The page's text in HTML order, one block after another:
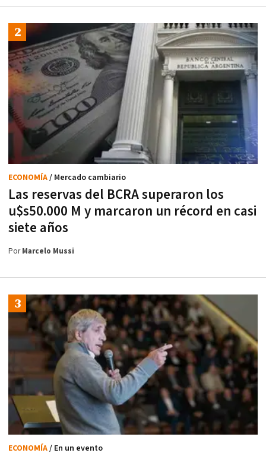
Las reservas del BCRA superaron los
u$s50.000 M y marcaron un récord en casi
siete años
ECONOMÍA/ Mercado cambiario
PorMarcelo Mussi
ECONOMÍA/ En un evento